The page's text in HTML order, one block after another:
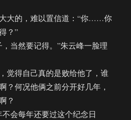
的，难以置信道：“你……你
？”
当然要记得。”朱云峰一脸理
得自己真的是败给他了，谁
？何况他俩之前分开好几年，
？
每年还要过这个纪念日